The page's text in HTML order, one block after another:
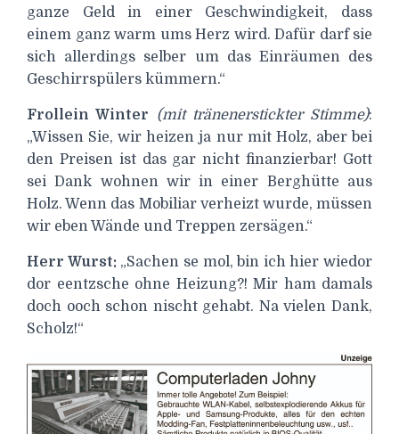
ganze Geld in einer Geschwindigkeit, dass
einem ganz warm ums Herz wird. Dafür darf sie
sich allerdings selber um das Einräumen des
Geschirrspülers kümmern.“
Frollein Winter (mit tränenerstickter Stimme):
„Wissen Sie, wir heizen ja nur mit Holz, aber bei
den Preisen ist das gar nicht finanzierbar! Gott
sei Dank wohnen wir in einer Berghütte aus
Holz. Wenn das Mobiliar verheizt wurde, müssen
wir eben Wände und Treppen zersägen.“
Herr Wurst:„Sachen se mol, bin ich hier wiedor
dor eentzsche ohne Heizung?! Mir ham damals
doch ooch schon nischt gehabt. Na vielen Dank,
Scholz!“